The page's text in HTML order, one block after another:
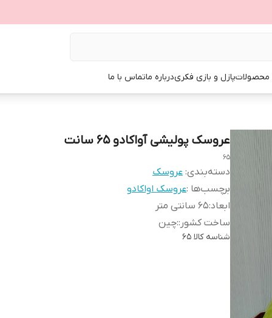
پازل و بازی فکریدرباره ماتماس با ما
عروسک پولیشی آواکادو 65 سانت
65
دسته‌بندی: عروسک
برچسب‌ها :عروسک اواکادو
ابعاد:65 سانتی متر
ساخت کشور::چین
شناسه کالا 65